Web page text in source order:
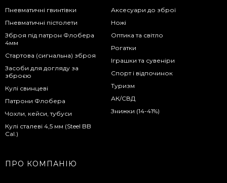
Пневматичні гвинтівки
Пневматичні пістолети
Зброя під патрон Флобера
4мм
Стартова (сигнальна) зброя
Засоби для догляду за
зброєю
Кулі свинцеві
Патрони Флобера
Чохли, кейси, тубуси
Кулі сталеві 4,5 мм (Steel BB
Cal.)
Аксесуари до зброї
Ножі
Оптика та світло
Рогатки
Іграшки та сувеніри
Спорт і відпочинок
Туризм
АК/СВД
Знижки (14-41%)
ПРО КОМПАНІЮ